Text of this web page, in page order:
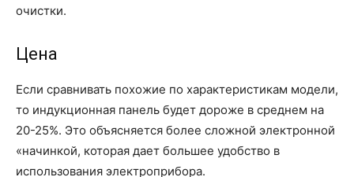
очистки.
Цена
Если сравнивать похожие по характеристикам модели,
то индукционная панель будет дороже в среднем на
20-25%. Это объясняется более сложной электронной
«начинкой, которая дает большее удобство в
использования электроприбора.